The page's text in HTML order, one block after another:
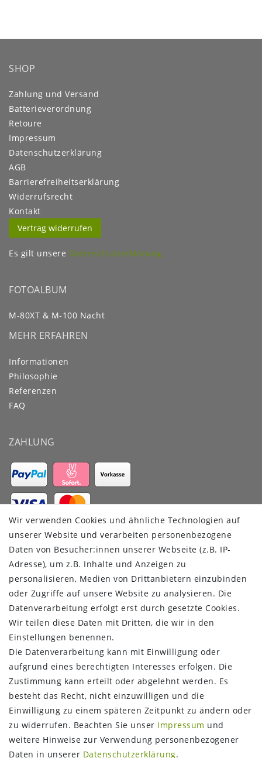
SHOP
Zahlung und Versand
Batterieverordnung
Retoure
Impressum
Daten­schutz­erklärung
AGB
Barrierefreiheitserklärung
Widerrufs­recht
Kontakt
Vertrag widerrufen
Es gilt unsere Datenschutzerklärung
FOTOALBUM
M-80XT & M-100 Nacht
MEHR ERFAHREN
Informationen
Philosophie
Referenzen
FAQ
ZAHLUNG
VERSANDDIENSTLEISTER
FOLGEN SIE UNS
Wir verwenden Cookies und ähnliche Technologien auf
unserer Website und verarbeiten personenbezogene
Daten von Besucher:innen unserer Webseite (z.B. IP-
Adresse), um z.B. Inhalte und Anzeigen zu
personalisieren, Medien von Drittanbietern einzubinden
oder Zugriffe auf unsere Website zu analysieren. Die
Datenverarbeitung erfolgt erst durch gesetzte Cookies.
Wir teilen diese Daten mit Dritten, die wir in den
Einstellungen benennen.
Die Datenverarbeitung kann mit Einwilligung oder
aufgrund eines berechtigten Interesses erfolgen. Die
Zustimmung kann erteilt oder abgelehnt werden. Es
besteht das Recht, nicht einzuwilligen und die
Einwilligung zu einem späteren Zeitpunkt zu ändern oder
zu widerrufen. Beachten Sie unser Impressum und
weitere Hinweise zur Verwendung personenbezogener
Daten in unserer Daten­schutz­erklärung.